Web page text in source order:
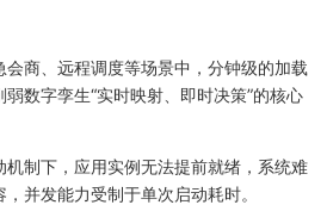
会商、远程调度等场景中，分钟级的加载
数字孪生“实时映射、即时决策”的核心
机制下，应用实例无法提前就绪，系统难
并发能力受制于单次启动耗时。